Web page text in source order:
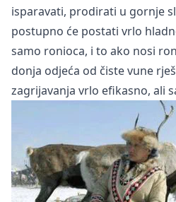
isparavati, prodirati u gornje
postupno će postati vrlo
samo ronioca, i to ako nosi
donja odjeća od čiste vune
zagrijavanja vrlo efikasno, ali